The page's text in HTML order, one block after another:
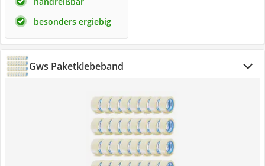
besonders ergiebig
Gws Paketklebeband